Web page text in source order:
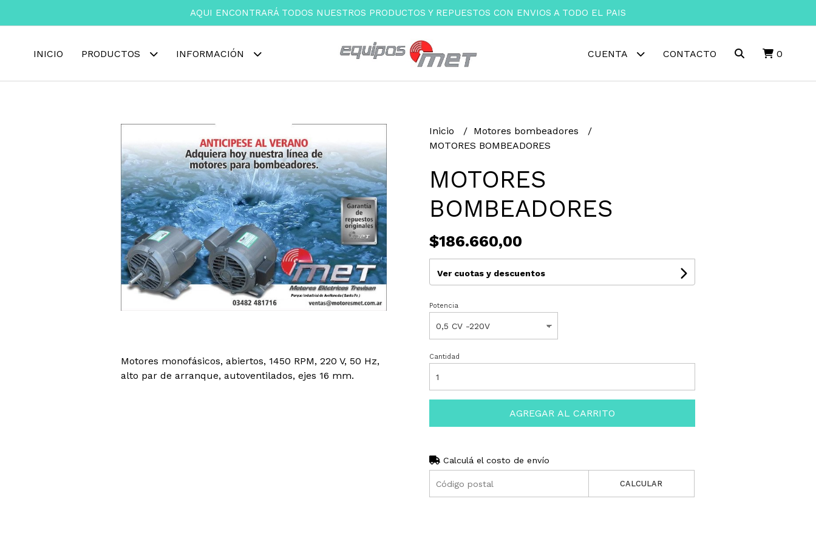
AQUI ENCONTRARÁ TODOS NUESTROS PRODUCTOS Y REPUESTOS CON ENVIOS A TODO EL PAIS
INICIO PRODUCTOS INFORMACIÓN CUENTA CONTACTO 0
Motores monofásicos, abiertos, 1450 RPM, 220 V, 50 Hz,
alto par de arranque, autoventilados, ejes 16 mm.
Inicio
Motores bombeadores
MOTORES BOMBEADORES
MOTORES
BOMBEADORES
$186.660,00
Ver cuotas y descuentos
Potencia
Cantidad
AGREGAR AL CARRITO
Calculá el costo de envío
CALCULAR